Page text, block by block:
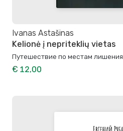
Ivanas Astašinas
Kelionė į nepriteklių vietas
Путешествие по местам лишения
€ 12,00